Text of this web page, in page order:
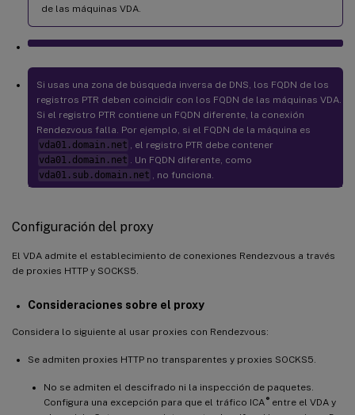
de las máquinas VDA.
Si usas una zona de búsqueda inversa de DNS, los FQDN de los
registros PTR deben coincidir con los FQDN de las máquinas VDA.
Si el registro PTR contiene un FQDN diferente, la conexión
Rendezvous falla. Por ejemplo, si el FQDN de la máquina es
vda01.domain.net
, el registro PTR debe contener
vda01.domain.net
. Un FQDN diferente, como
vda01.sub.domain.net
, no funciona.
Configuración del proxy
El VDA admite el establecimiento de conexiones Rendezvous a través
de proxies HTTP y SOCKS5.
Consideraciones sobre el proxy
Considera lo siguiente al usar proxies con Rendezvous:
Se admiten proxies HTTP no transparentes y proxies SOCKS5.
No se admiten el descifrado ni la inspección de paquetes.
Configura una excepción para que el tráfico ICA ®entre el VDA y